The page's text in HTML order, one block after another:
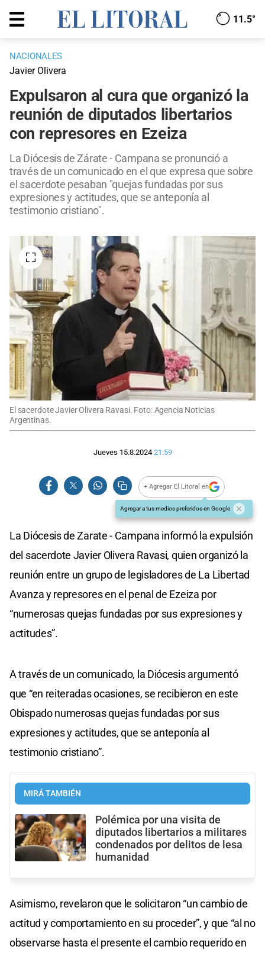
11.5°
NACIONALES
Javier Olivera
Expulsaron al cura que organizó la
reunión de diputados libertarios
con represores en Ezeiza
La Diócesis de Zárate - Campana se pronunció a
través de un comunicado en el que expresa que sobre
el sacerdote pesaban "quejas fundadas por sus
expresiones y actitudes, que se anteponía al
testimonio cristiano".
El sacerdote Javier Olivera Ravasi. Foto: Agencia Noticias
Argentinas.
Jueves 15.8.2024 21:59
+ Agregar El Litoral en
Agregar a tus medios preferidos en Google
La Diócesis de Zarate - Campana informó la expulsión
del sacerdote Javier Olivera Ravasi, quien organizó la
reunión entre un grupo de legisladores de La Libertad
Avanza y represores en el penal de Ezeiza por
“numerosas quejas fundadas por sus expresiones y
actitudes”.
A través de un comunicado, la Diócesis argumentó
que “en reiteradas ocasiones, se recibieron en este
Obispado numerosas quejas fundadas por sus
expresiones y actitudes, que se anteponía al
testimonio cristiano”.
MIRÁ TAMBIÉN
Polémica por una visita de
diputados libertarios a militares
condenados por delitos de lesa
humanidad
Asimismo, revelaron que le solicitaron “un cambio de
actitud y comportamiento en su proceder”, y que “al no
observarse hasta el presente el cambio requerido en